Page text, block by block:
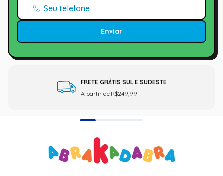
Enviar
FRETE GRÁTIS SUL E SUDESTE
A partir de R$249,99